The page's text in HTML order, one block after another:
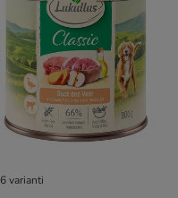
6 varianti